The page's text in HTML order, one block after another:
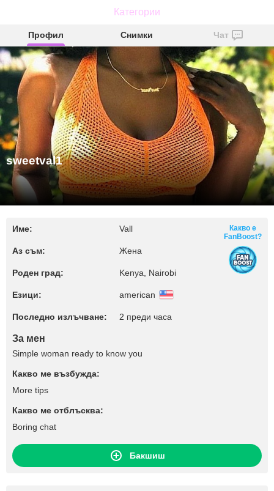
sweetval1
Профил Снимки Чат
sweetval1
Име: Vall
Аз съм: Жена
Роден град: Kenya, Nairobi
Езици: american
Последно излъчване: 2 преди часа
Какво е
FanBoost?
За мен
Simple woman ready to know you
Какво ме възбужда:
More tips
Какво ме отблъсква:
Boring chat
Бакшиш
Категории